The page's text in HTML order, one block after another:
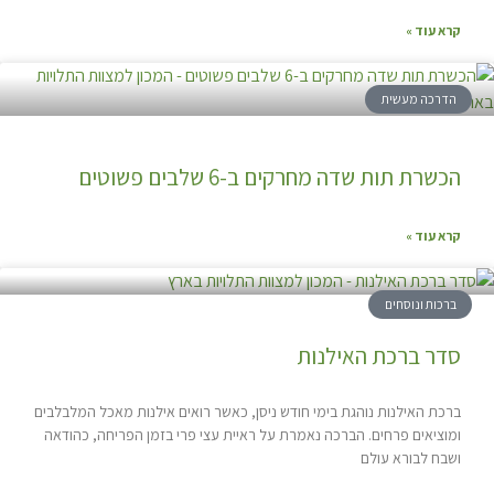
קרא עוד »
הדרכה מעשית
הכשרת תות שדה מחרקים ב-6 שלבים פשוטים
קרא עוד »
ברכות ונוסחים
סדר ברכת האילנות
ברכת האילנות נוהגת בימי חודש ניסן, כאשר רואים אילנות מאכל המלבלבים
ומוציאים פרחים. הברכה נאמרת על ראיית עצי פרי בזמן הפריחה, כהודאה
ושבח לבורא עולם